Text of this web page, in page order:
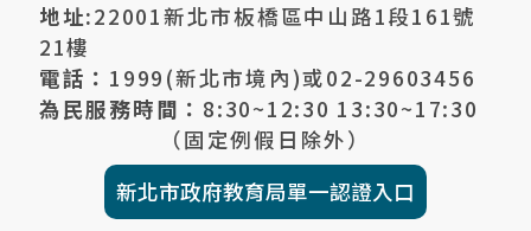
地址:22001新北市板橋區中山路1段161號
21樓
電話： 1999(新北市境內)或02-29603456
為民服務時間： 8:30~12:30 13:30~17:30
（固定例假日除外）
新北市政府教育局單一認證入口